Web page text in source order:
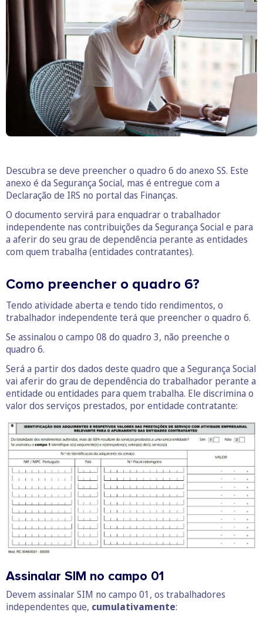
Descubra se deve preencher o quadro 6 do anexo SS. Este
anexo é da Segurança Social, mas é entregue com a
Declaração de IRS no portal das Finanças.
O documento servirá para enquadrar o trabalhador
independente nas contribuições da Segurança Social e para
a aferir do seu grau de dependência perante as entidades
com quem trabalha (entidades contratantes).
Como preencher o quadro 6?
Tendo atividade aberta e tendo tido rendimentos, o
trabalhador independente terá que preencher o quadro 6.
Se assinalou o campo 08 do quadro 3, não preenche o
quadro 6.
Será a partir dos dados deste quadro que a Segurança Social
vai aferir do grau de dependência do trabalhador perante a
entidade ou entidades para quem trabalha. Ele discrimina o
valor dos serviços prestados, por entidade contratante:
Assinalar SIM no campo 01
Devem assinalar SIM no campo 01, os trabalhadores
independentes que, cumulativamente: